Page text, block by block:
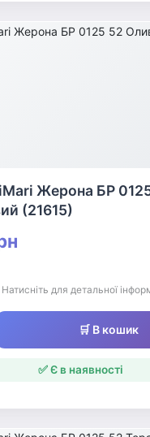
Жерона БР
(21615)
Натисніть для детальної
🛒 В кошик
✅ Є в наявності